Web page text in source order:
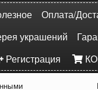
Оплата/
украшений
Регистрация